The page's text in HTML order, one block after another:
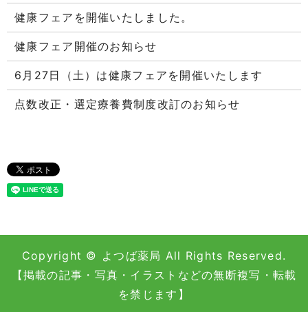
健康フェアを開催いたしました。
健康フェア開催のお知らせ
6月27日（土）は健康フェアを開催いたします
点数改正・選定療養費制度改訂のお知らせ
Copyright © よつば薬局 All Rights Reserved.
【掲載の記事・写真・イラストなどの無断複写・転載
を禁じます】